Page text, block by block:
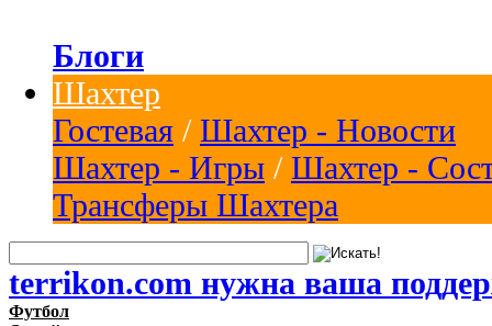
Блоги
Шахтер
Гостевая / Шахтер - Новости
Шахтер - Игры / Шахтер -
Трансферы Шахтера
terrikon.com нужна ваша
Футбол